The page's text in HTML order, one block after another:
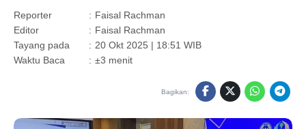
Reporter : Faisal Rachman
Editor
: Faisal Rachman
Tayang pada
: 20 Okt 2025 | 18:51 WIB
Waktu Baca
: ±3 menit
Bagikan: